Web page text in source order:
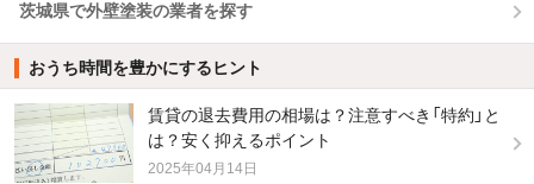
茨城県で外壁塗装の業者を探す
おうち時間を豊かにするヒント
賃貸の退去費用の相場は？注意すべき「特約」と
は？安く抑えるポイント
2025年04月14日